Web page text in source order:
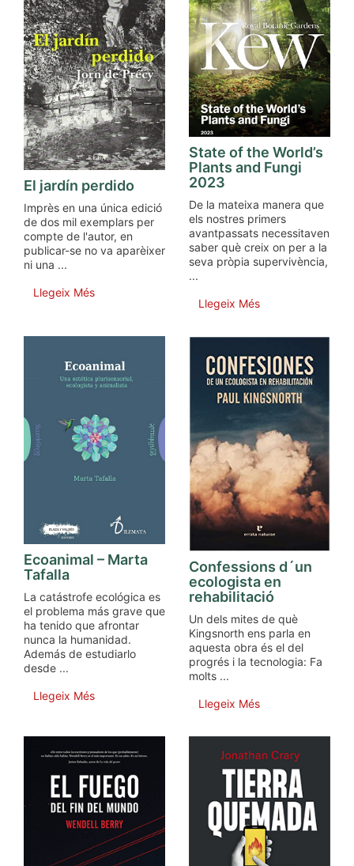
El jardín perdido
Imprès en una única edició
de dos mil exemplars per
compte de l'autor, en
publicar-se no va aparèixer
ni una ...
Llegeix Més
State of the World’s
Plants and Fungi
2023
De la mateixa manera que
els nostres primers
avantpassats necessitaven
saber què creix on per a la
seva pròpia supervivència,
...
Llegeix Més
Ecoanimal – Marta
Tafalla
La catástrofe ecológica es
el problema más grave que
ha tenido que afrontar
nunca la humanidad.
Además de estudiarlo
desde ...
Llegeix Més
Confessions d´un
ecologista en
rehabilitació
Un dels mites de què
Kingsnorth ens parla en
aquesta obra és el del
progrés i la tecnologia: Fa
molts ...
Llegeix Més